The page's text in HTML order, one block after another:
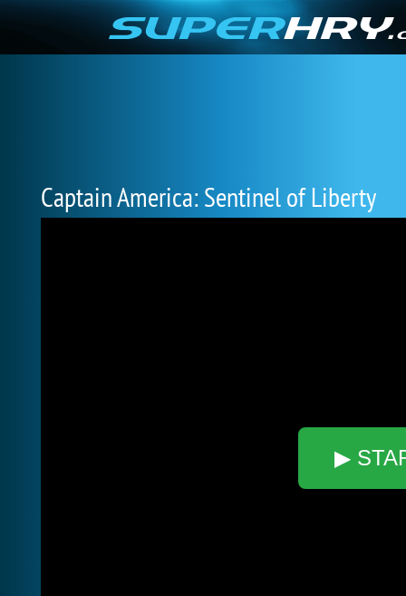
Captain America: Sentinel of Liberty
▶